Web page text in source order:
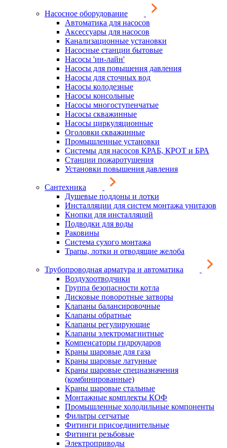
Насосное оборудование
Автоматика для насосов
Аксессуары для насосов
Канализационные установки
Насосные станции бытовые
Насосы 'ин-лайн'
Насосы для повышения давления
Насосы для сточных вод
Насосы колодезные
Насосы консольные
Насосы многоступенчатые
Насосы скважинные
Насосы циркуляционные
Оголовки скважинные
Промышленные установки
Системы для насосов КРАБ, КРОТ и БРА
Станции пожаротушения
Установки повышения давления
Сантехника
Душевые поддоны и лотки
Инсталляции для систем монтажа унитазов
Кнопки для инсталляций
Подводки для воды
Раковины
Система сухого монтажа
Трапы, лотки и отводящие желоба
Трубопроводная арматура и автоматика
Воздухоотводчики
Группа безопасности котла
Дисковые поворотные затворы
Клапаны балансировочные
Клапаны обратные
Клапаны регулирующие
Клапаны электромагнитные
Компенсаторы гидроударов
Краны шаровые для газа
Краны шаровые латунные
Краны шаровые спецназначения
(комбинированные)
Краны шаровые стальные
Монтажные комплекты КОФ
Промышленные холодильные компоненты
Фильтры сетчатые
Фитинги присоединительные
Фитинги резьбовые
Электроприводы